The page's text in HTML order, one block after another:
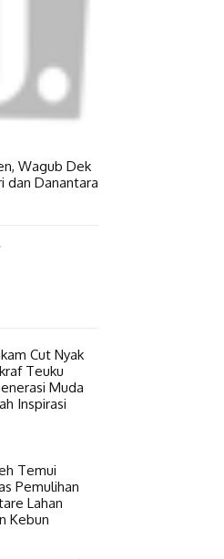
Wagub Dek
dan Danantara
Cut Nyak
Teuku
Muda
Inspirasi
Temui
Pemulihan
Lahan
Kebun